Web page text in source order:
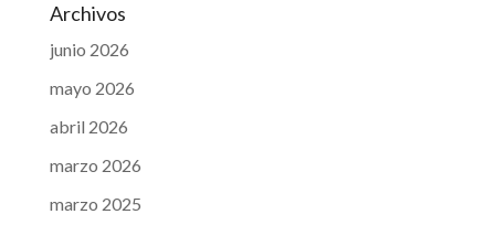
Archivos
junio 2026
mayo 2026
abril 2026
marzo 2026
marzo 2025